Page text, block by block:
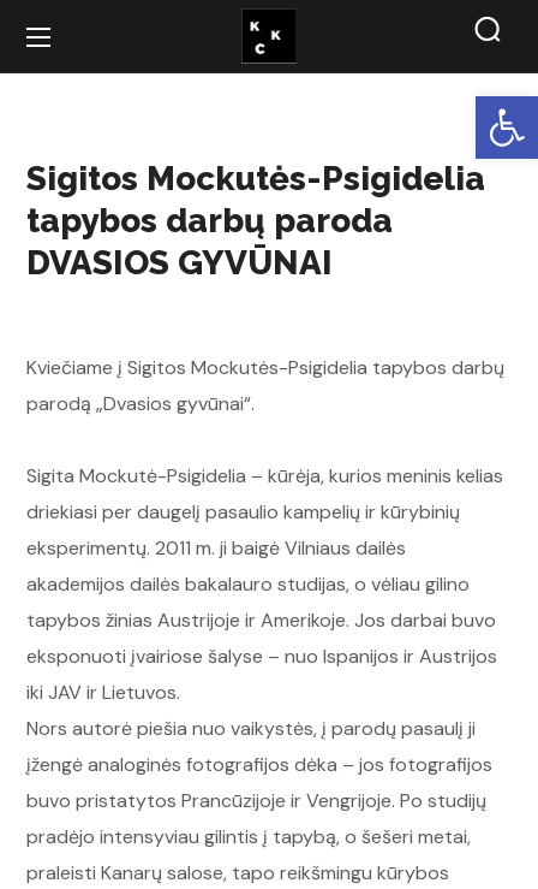
Sigitos Mockutės-Psigidelia
tapybos darbų paroda
DVASIOS GYVŪNAI
Kviečiame į Sigitos Mockutės-Psigidelia tapybos darbų
parodą „Dvasios gyvūnai“.
Sigita Mockutė-Psigidelia – kūrėja, kurios meninis kelias
driekiasi per daugelį pasaulio kampelių ir kūrybinių
eksperimentų. 2011 m. ji baigė Vilniaus dailės
akademijos dailės bakalauro studijas, o vėliau gilino
tapybos žinias Austrijoje ir Amerikoje. Jos darbai buvo
eksponuoti įvairiose šalyse – nuo Ispanijos ir Austrijos
iki JAV ir Lietuvos.
Nors autorė piešia nuo vaikystės, į parodų pasaulį ji
įžengė analoginės fotografijos dėka – jos fotografijos
buvo pristatytos Prancūzijoje ir Vengrijoje. Po studijų
pradėjo intensyviau gilintis į tapybą, o šešeri metai,
praleisti Kanarų salose, tapo reikšmingu kūrybos